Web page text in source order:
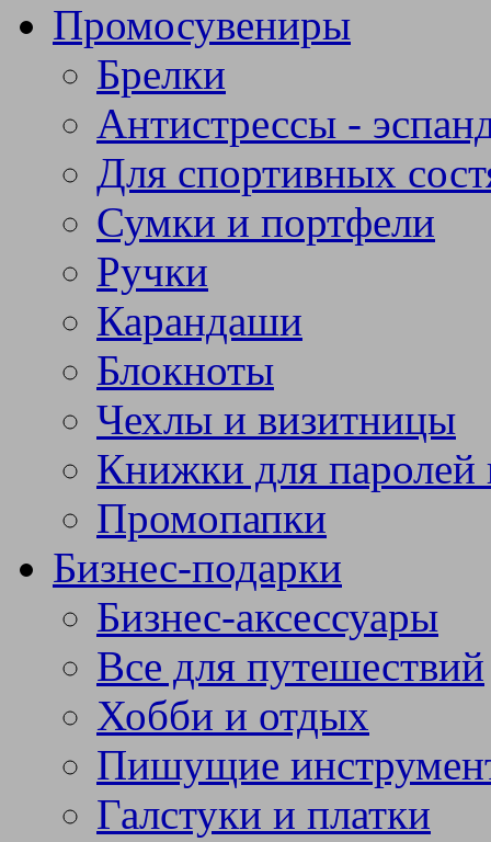
Промосувениры
Брелки
Антистрессы -
Для спортивных
Сумки и портфели
Ручки
Карандаши
Блокноты
Чехлы и визитницы
Книжки для паролей
Промопапки
Бизнес-подарки
Бизнес-аксессуары
Все для путешествий
Хобби и отдых
Пишущие
Галстуки и платки